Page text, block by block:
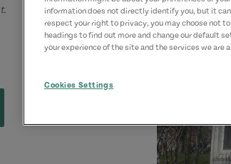
information does not directly identify you, but it
respect your right to privacy, you may choose not
headings to find out more and change our default
your experience of the site and the services we are
Cookies Settings